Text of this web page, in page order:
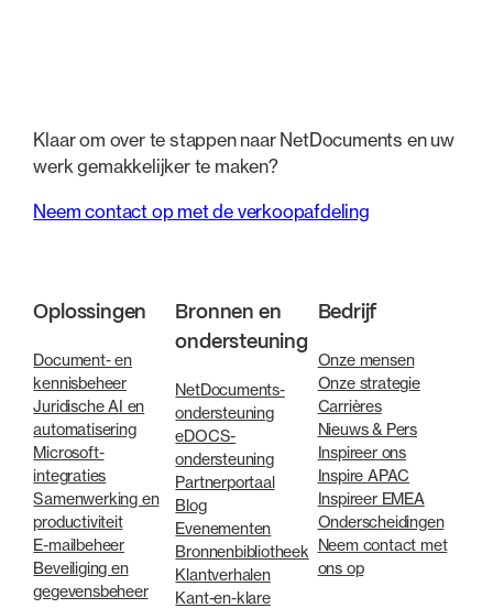
Klaar om over te stappen naar NetDocuments en uw
werk gemakkelijker te maken?
Neem contact op met de verkoopafdeling
Oplossingen
Document- en
kennisbeheer
Juridische AI en
automatisering
Microsoft-
integraties
Samenwerking en
productiviteit
E-mailbeheer
Beveiliging en
gegevensbeheer
Bronnen en
ondersteuning
NetDocuments-
ondersteuning
eDOCS-
ondersteuning
Partnerportaal
Blog
Evenementen
Bronnenbibliotheek
Klantverhalen
Kant-en-klare
Bedrijf
Onze mensen
Onze strategie
Carrières
Nieuws & Pers
Inspireer ons
Inspire APAC
Inspireer EMEA
Onderscheidingen
Neem contact met
ons op